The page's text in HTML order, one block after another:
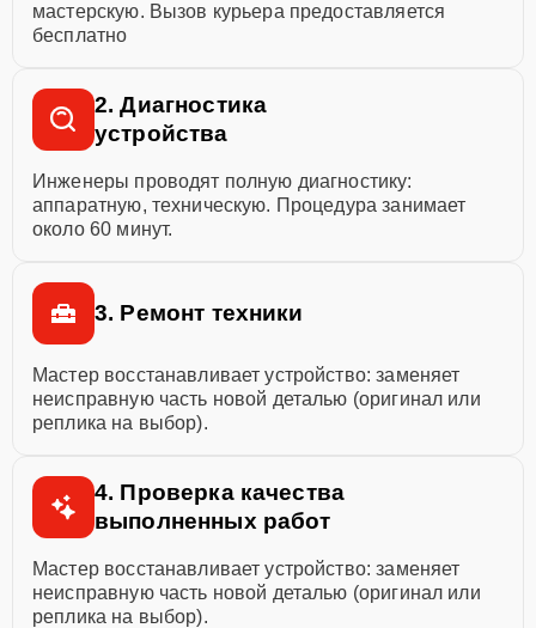
мастерскую. Вызов курьера предоставляется
бесплатно
2. Диагностика
устройства
Инженеры проводят полную диагностику:
аппаратную, техническую. Процедура занимает
около 60 минут.
3. Ремонт техники
Мастер восстанавливает устройство: заменяет
неисправную часть новой деталью (оригинал или
реплика на выбор).
4. Проверка качества
выполненных работ
Мастер восстанавливает устройство: заменяет
неисправную часть новой деталью (оригинал или
реплика на выбор).